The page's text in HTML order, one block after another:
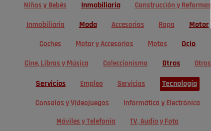
Niños y Bebés Inmobiliaria Construcción y Reformas
Inmobiliaria Moda Accesorios Ropa Motor
Coches Motor y Accesorios Motos Ocio
Cine, Libros y Música Coleccionismo Otros Otros
Servicios Empleo Servicios Tecnología
Consolas y Videojuegos Informática y Electrónica
Móviles y Telefonía TV, Audio y Foto